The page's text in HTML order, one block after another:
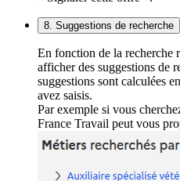
8. Suggestions de recherche
En fonction de la recherche
afficher des suggestions de
suggestions sont calculées
avez saisis.
Par exemple si vous
France Travail peut vous